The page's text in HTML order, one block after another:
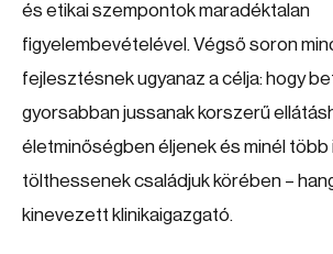
és etikai szempontok maradéktalan
figyelembevételével. Végső soron
fejlesztésnek ugyanaz a célja: hogy
gyorsabban jussanak korszerű
életminőségben éljenek és minél több
tölthessenek családjuk körében –
kinevezett klinikaigazgató.